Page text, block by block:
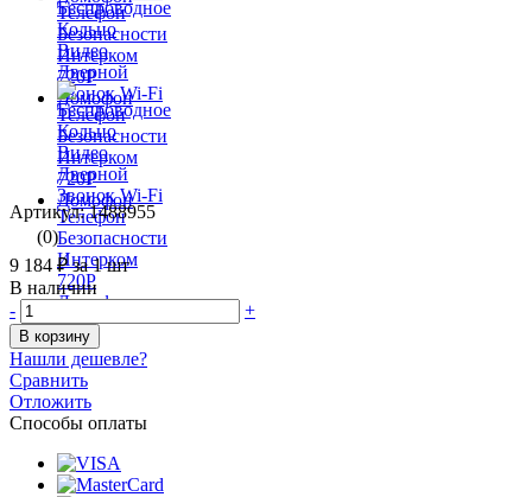
Артикул: 1488955
(0)
9 184 ₽за 1 шт
В наличии
-
+
В корзину
Нашли дешевле?
Сравнить
Отложить
Способы оплаты